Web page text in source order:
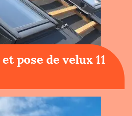
pose de velux 11